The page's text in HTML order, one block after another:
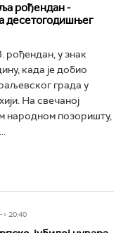
рођендан -
десетогодишњег
рођендан, у знак
када је добио
града у
На свечаној
народном позоришту,
20:40